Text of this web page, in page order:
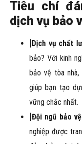
Tiêu chí
dịch vụ bảo
[Dịch vụ chất
bảo? Với kinh
bảo vệ tòa nhà,
giúp bạn tạo
vững chắc nhất.
[Đội ngũ bảo
nghiệp được